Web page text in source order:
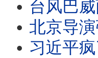
台风巴威两次登陆中国，
北京导演张内咸被抓！
习近平疯了？广西大水抓